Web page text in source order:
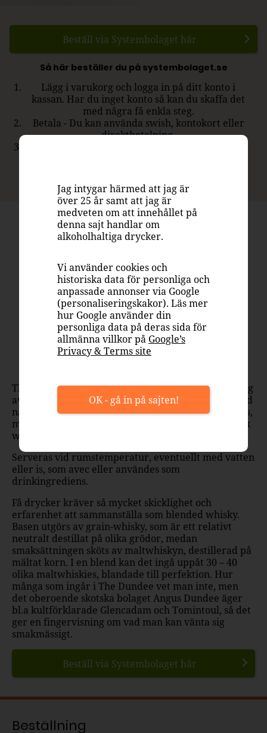
THE DUNDEE
Helflaska mindre
Systembolaget
Storbritannien
Whisky Blended
The Dundee är en gedigen blended whisky med drag
av vanilj och frukt i doften. Mer rund fruktighet med
några droppar vatten i glaset. Smaken ger lite citrus,
mer frukt och fattoner som övergår i vanilj. En mjuk
whisky som är ovanligt trivsam.
Serveras vid rumstemperatur, eventuellt med vatten
eller is, som avec eller användes som
drinkingrediens.
Få drycker kräver så mycket skicklighet och
erfarenhet att sammanställa som blended whisky.
Basen utgörs av grain-whisky, som är ett relativt
neutralt destillat på olika grödor, medan
smaksättningen sköts av maltwhiskyn, destillerad på
mältat korn. I en blend kan det ingå uppåt 30 – 40
olika maltwhiskies, blandade till perfektion. Hur
många som ingår i The Dundee vet man inte, men
det oberoende skotska bolaget Angus Dundee äger
bl.a kultförklarade Glencadam och Tomintoul, så det
ger en fingervisning om vad man kan vänta sig
smakmässigt.
Beställ via Systembolaget här
Beställ via Systembolaget här
Så här beställer du på systembolaget.se
Lägg i varukorg och logga in på ditt konto i
kassan. Har du inget konto så kan du skaffa det
med några få enkla steg.
Betala - Du kan använda swish, kontokort eller
direktbetalning.
Beställning
Jag intygar härmed att jag är
över 25 år samt att jag är
medveten om att innehållet på
denna sajt handlar om
alkoholhaltiga drycker.
Vi använder cookies och
historiska data för personliga och
anpassade annonser via Google
(personaliseringskakor). Läs mer
hur Google använder din
personliga data på deras sida för
allmänna villkor på Google’s
Privacy & Terms site
OK - gå in på sajten!